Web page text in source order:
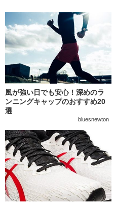
風が強い日でも安心！深めのラ
ンニングキャップのおすすめ20
選
bluesnewton